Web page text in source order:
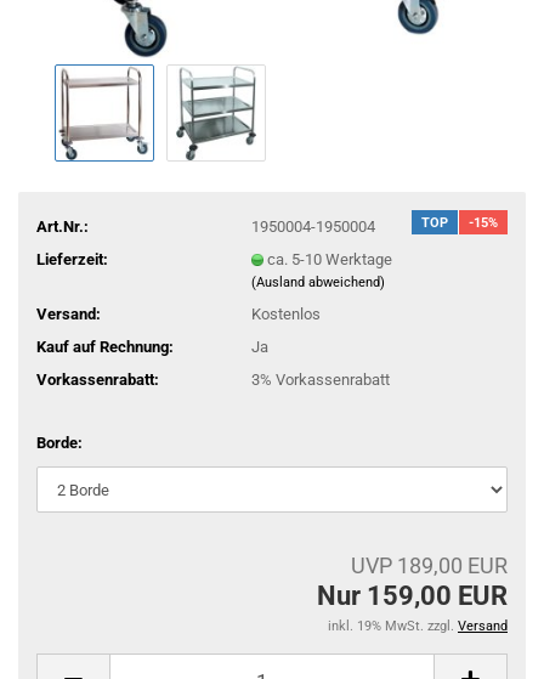
TOP -15%
Art.Nr.:
1950004-1950004
Lieferzeit:
ca. 5-10 Werktage
(Ausland abweichend)
Versand:
Kostenlos
Kauf auf Rechnung:
Ja
Vorkassenrabatt:
3% Vorkassenrabatt
Borde:
UVP 189,00 EUR
Nur 159,00 EUR
inkl. 19% MwSt. zzgl. Versand